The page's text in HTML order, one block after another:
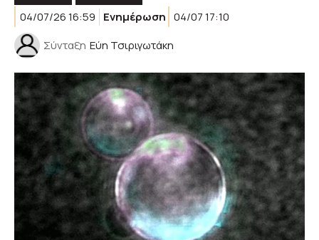
04/07/26 16:59
Ενημέρωση 04/07 17:10
Σύνταξη Εύη Τσιριγωτάκη